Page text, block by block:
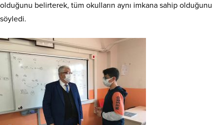
olduğunu belirterek, tüm okulların aynı imkana sahip olduğunu
söyledi.